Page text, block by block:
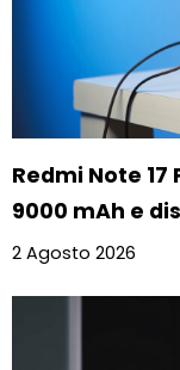
Redmi Note
9000 mAh e
2 Agosto 2026